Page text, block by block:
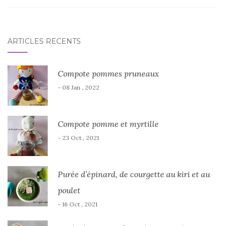
ARTICLES RÉCENTS
Compote pommes pruneaux
- 08 Jan , 2022
Compote pomme et myrtille
- 23 Oct , 2021
Purée d’épinard, de courgette au kiri et au
poulet
- 16 Oct , 2021